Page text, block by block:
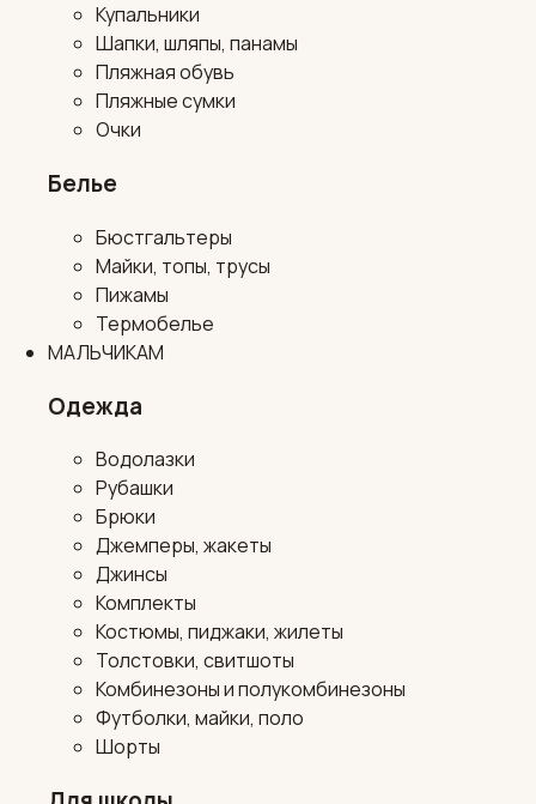
Купальники
Шапки, шляпы, панамы
Пляжная обувь
Пляжные сумки
Очки
Белье
Бюстгальтеры
Майки, топы, трусы
Пижамы
Термобелье
МАЛЬЧИКАМ
Одежда
Водолазки
Рубашки
Брюки
Джемперы, жакеты
Джинсы
Комплекты
Костюмы, пиджаки, жилеты
Толстовки, свитшоты
Комбинезоны и полукомбинезоны
Футболки, майки, поло
Шорты